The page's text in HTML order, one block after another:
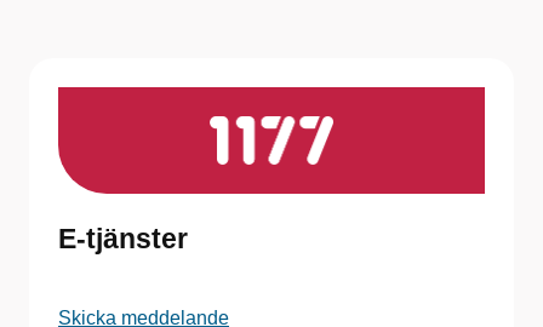
E-tjänster
Skicka meddelande